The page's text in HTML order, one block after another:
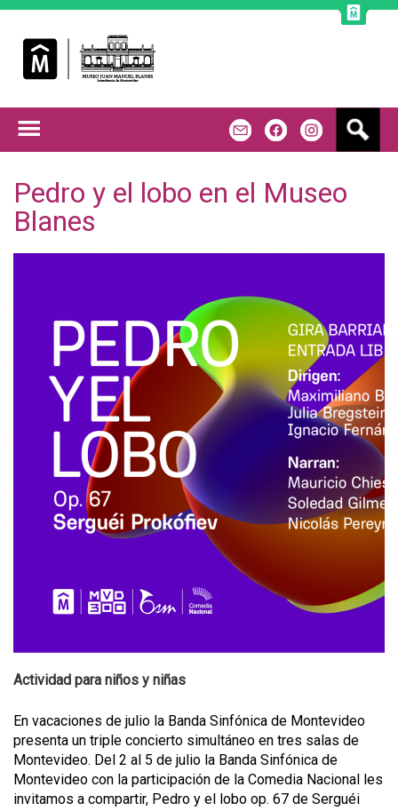
Pedro y el lobo en el Museo
Blanes
Actividad para niños y niñas
En vacaciones de julio la Banda Sinfónica de Montevideo
presenta un triple concierto simultáneo en tres salas de
Montevideo. Del 2 al 5 de julio la Banda Sinfónica de
Montevideo con la participación de la Comedia Nacional les
invitamos a compartir, Pedro y el lobo op. 67 de Serguéi
s
a